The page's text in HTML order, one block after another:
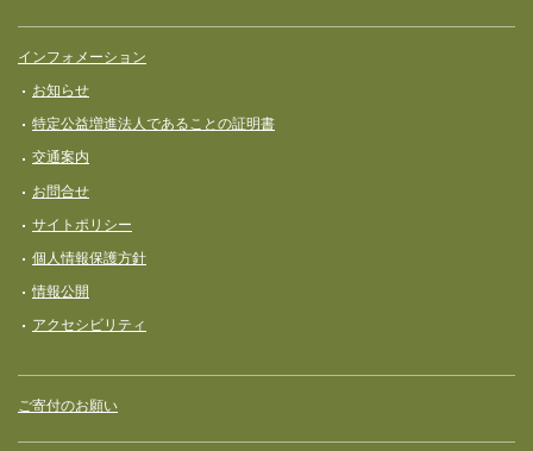
インフォメーション
お知らせ
特定公益増進法人であることの証明書
交通案内
お問合せ
サイトポリシー
個人情報保護方針
情報公開
アクセシビリティ
ご寄付のお願い